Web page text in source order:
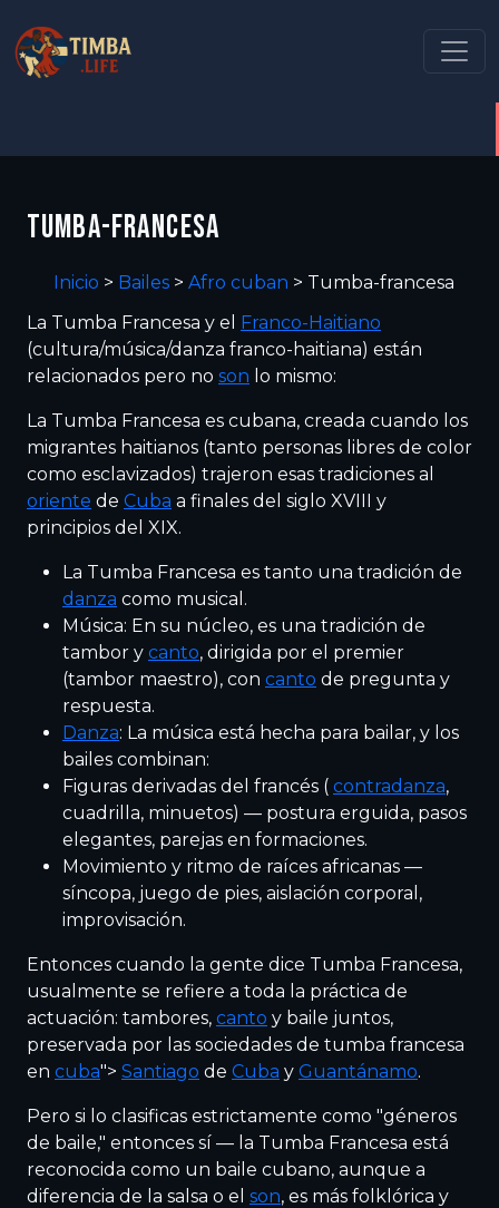
TUMBA-FRANCESA
Inicio > Bailes > Afro cuban > Tumba-francesa
La Tumba Francesa y el Franco-Haitiano
(cultura/música/danza franco-haitiana) están
relacionados pero no son lo mismo:
La Tumba Francesa es cubana, creada cuando los
migrantes haitianos (tanto personas libres de color
como esclavizados) trajeron esas tradiciones al
oriente de Cuba a finales del siglo XVIII y
principios del XIX.
La Tumba Francesa es tanto una tradición de
danza como musical.
Música: En su núcleo, es una tradición de
tambor y canto, dirigida por el premier
(tambor maestro), con canto de pregunta y
respuesta.
Danza: La música está hecha para bailar, y los
bailes combinan:
Figuras derivadas del francés ( contradanza,
cuadrilla, minuetos) — postura erguida, pasos
elegantes, parejas en formaciones.
Movimiento y ritmo de raíces africanas —
síncopa, juego de pies, aislación corporal,
improvisación.
Entonces cuando la gente dice Tumba Francesa,
usualmente se refiere a toda la práctica de
actuación: tambores, canto y baile juntos,
preservada por las sociedades de tumba francesa
en cuba"> Santiago de Cuba y Guantánamo.
Pero si lo clasificas estrictamente como "géneros
de baile," entonces sí — la Tumba Francesa está
reconocida como un baile cubano, aunque a
diferencia de la salsa o el son, es más folklórica y